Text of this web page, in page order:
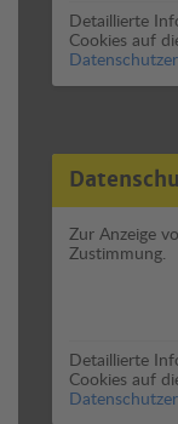
Detaillierte
Cookies auf
Zur Anzeige
Zustimmung.
Detaillierte
Cookies auf